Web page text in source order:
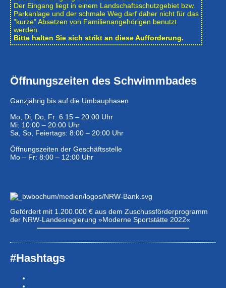
Der Eingang liegt in einem Landschafts­schutzgebiet bzw.
Park­anlage und der schmale Weg darf daher nicht für das
"kurze" Absetzen von Familienangehörigen benutzt
werden.
Bitte halten Sie sich strikt an diese Aufforderung.
Öffnungszeiten des Schwimmbades
Ganzjährig bis auf die Umbauphasen
Mo, Di, Do, Fr: 6:15 – 20:00 Uhr
Mi: 10:00 – 20:00 Uhr
Sa, So, Feiertags: 8:00 – 20:00 Uhr
Öffnungszeiten der Geschäftsstelle
Mo – Fr: 8:00 – 12:00 Uhr
Gefördert mit 1.200.000 € aus dem Zuschussförderprogramm
der NRW-Landesregierung »Moderne Sportstätte 2022«
#Hashtags